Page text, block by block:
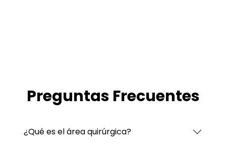
Preguntas Frecuentes
¿Qué es el área quirúrgica?